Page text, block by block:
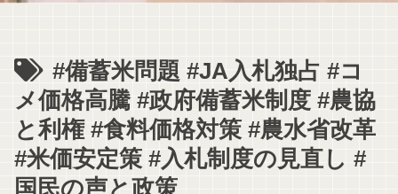
#備蓄米問題 #JA入札独占 #コ
メ価格高騰 #政府備蓄米制度 #農協
と利権 #食料価格対策 #農水省改革
#米価安定策 #入札制度の見直し #
国民の声と政策